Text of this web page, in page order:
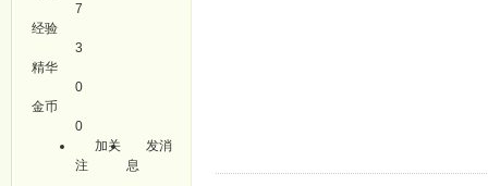
7
经验
3
精华
0
金币
0
加关
注
发消
息